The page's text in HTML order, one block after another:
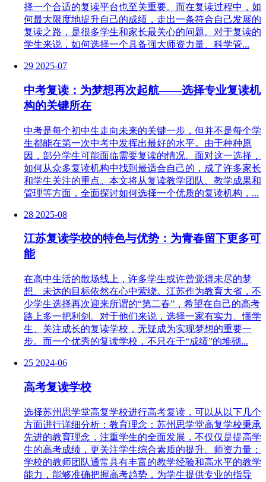
择一个合适的复读平台也至关重要。而在复读过程中，如
何最大限度地提升自己的成绩，走出一条符合自己发展的
复读之路，是很多学生和家长最关心的问题。对于复读的
学生来说，如何选择一个具备强大师资力量、科学管...
29 2025-07
中考复读：为梦想再次起航——选择专业复读机
构的关键所在
中考是每个初中生走向未来的关键一步，但并不是每个学
生都能在第一次中考中发挥出最好的水平。由于种种原
因，部分学生可能面临需要复读的情况。面对这一选择，
如何从众多复读机构中找到最适合自己的，成了许多家长
和学生关注的重点。本文将从复读教学团队、教学成果和
管理等方面，全面探讨如何选择一个优质的复读机构，...
28 2025-08
江苏复读学校的特色与优势：为青春留下更多可
能
在高中生活的散场线上，许多学生或许曾觉得未尽的梦
想、未达的目标依然在心中萦绕。江苏作为教育大省，不
少学生选择再次迎来所谓的“第二春”，希望在自己的高考
路上多一把利剑。对于他们来说，选择一家有实力、懂学
生、关注成长的复读学校，无疑成为实现梦想的重要一
步。而一个优秀的复读学校，不只在于“成绩”的堆砌...
25 2024-06
高考复读学校
选择苏州思学堂高复学校进行高考复读，可以从以下几个
方面进行详细分析：教育理念：苏州思学堂高复学校秉承
先进的教育理念，注重学生的全面发展，不仅仅是提高学
生的高考成绩，更关注学生综合素质的提升。师资力量：
学校的教师团队通常具有丰富的教学经验和高水平的教学
能力，能够准确把握高考趋势，为学生提供专业的指导